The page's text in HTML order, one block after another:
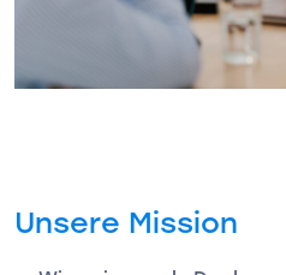
Unsere Mission